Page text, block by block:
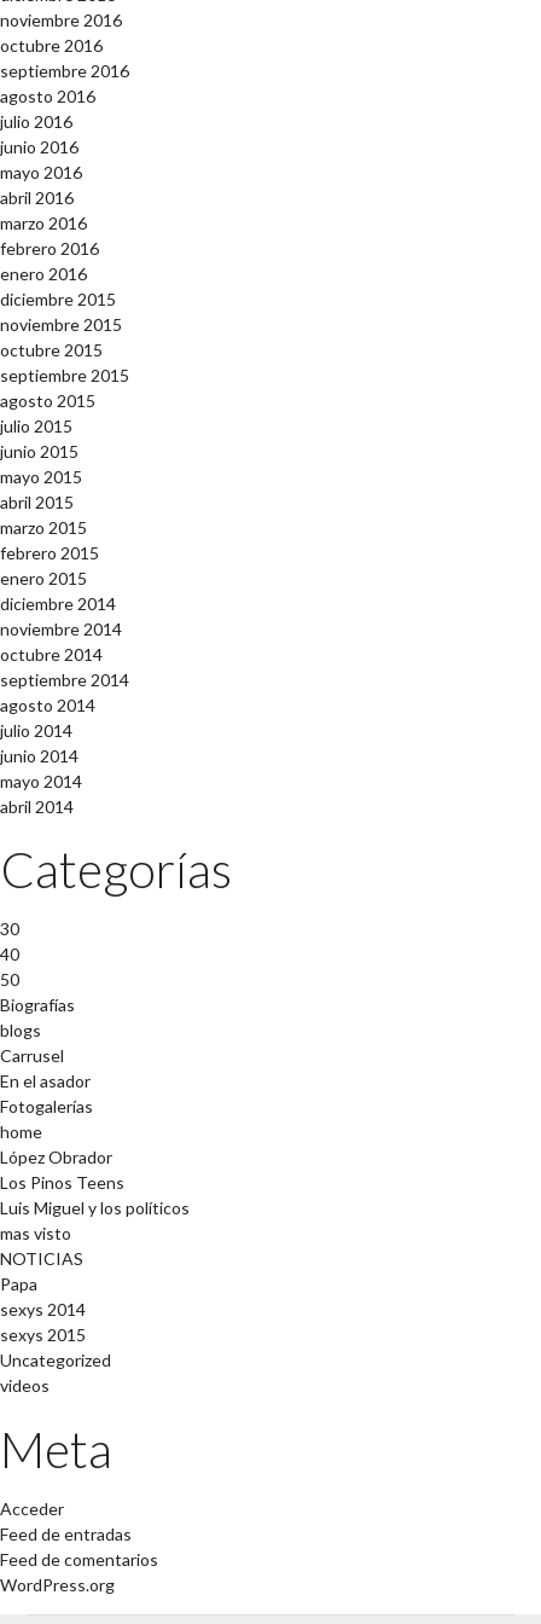
noviembre 2016
octubre 2016
septiembre 2016
agosto 2016
julio 2016
junio 2016
mayo 2016
abril 2016
marzo 2016
febrero 2016
enero 2016
diciembre 2015
noviembre 2015
octubre 2015
septiembre 2015
agosto 2015
julio 2015
junio 2015
mayo 2015
abril 2015
marzo 2015
febrero 2015
enero 2015
diciembre 2014
noviembre 2014
octubre 2014
septiembre 2014
agosto 2014
julio 2014
junio 2014
mayo 2014
abril 2014
Categorías
30
40
50
Biografías
blogs
Carrusel
En el asador
Fotogalerías
home
López Obrador
Los Pinos Teens
Luis Miguel y los políticos
mas visto
NOTICIAS
Papa
sexys 2014
sexys 2015
Uncategorized
videos
Meta
Acceder
Feed de entradas
Feed de comentarios
WordPress.org